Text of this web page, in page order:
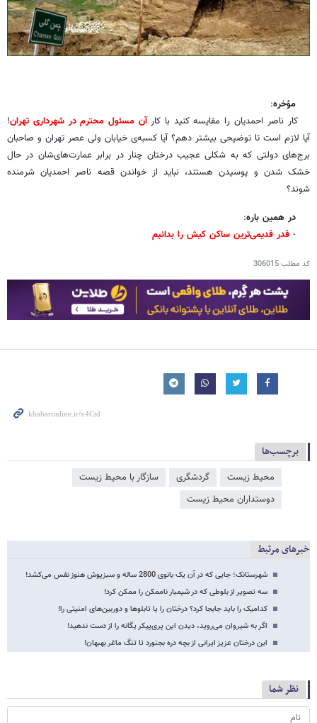
مؤخره:
کار ناصر احمدیان را مقایسه کنید با کار آن مسئول محترم در شهرداری تهران!
آیا لازم است تا توضیحی بیشتر دهم؟ آیا کسبه‌ی خیابان ولی عصر تهران و صاحبان
برج‌های دولتی که به شکلی عجیب درختان چنار در برابر عمارت‌های‌شان در حال
خشک شدن و پوسیدن هستند، نباید از خواندن قصه ناصر احمدیان شرمنده
شوند؟
در همین باره:
- قدر قدیمی‌ترین ساکن کیش را بدانیم
کد مطلب306015
برچسب‌ها
محیط زیست گردشگری
سازگار با محیط زیست
دوستداران محیط زیست
خبرهای مرتبط
شهرستانک؛ جایی که در آن یک بانوی 2800 ساله و سبزپوش هنوز نفس می‌کشد!
سه تصویر از بلوطی که در شیمبار ناممکن را ممکن کرد!
کدامیک را باید جابجا کرد؟ درختان را یا تابلوها و دوربین‌های امنیتی را!
اگر به شیروان می‌روید، دیدن این پری‌پیکر یگانه را از دست ندهید!
این درختان عزیز ایرانی از بچه دره بجنورد تا تنگ ماغر بهبهان!
نظر شما